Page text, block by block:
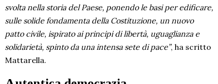
svolta nella storia del Paese, ponendo le basi per edificare,
sulle solide fondamenta della Costituzione, un nuovo
patto civile, ispirato ai principi di libertà, uguaglianza e
solidarietà, spinto da una intensa sete di pace”, ha scritto
Mattarella.